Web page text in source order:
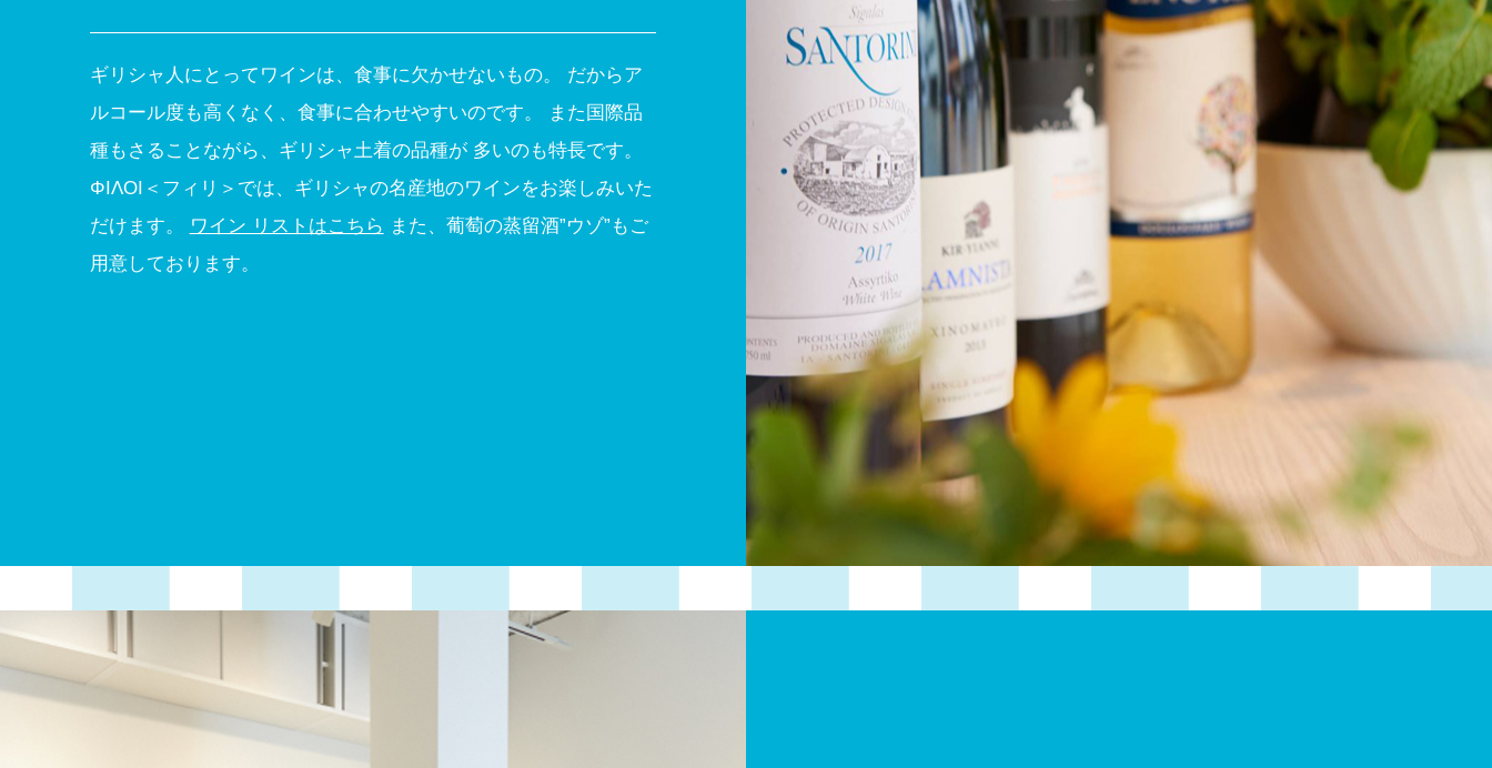
ギリシャ人にとってワインは、食事に欠かせないもの。 だからア
ルコール度も高くなく、食事に合わせやすいのです。 また国際品
種もさることながら、ギリシャ土着の品種が 多いのも特長です。
ΦΙΛΟΙ＜フィリ＞では、ギリシャの名産地のワインをお楽しみいた
だけます。
ワイン リストはこちら また、葡萄の蒸留酒”ウゾ”もご
用意しております。